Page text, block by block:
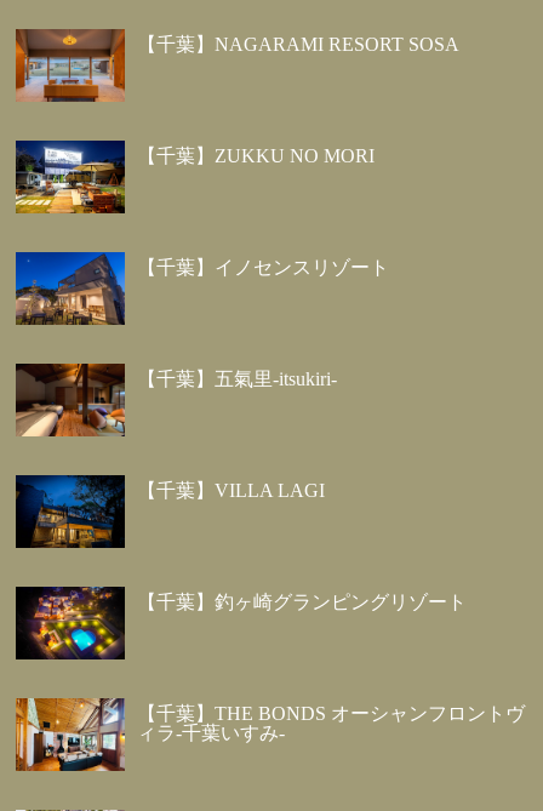
【千葉】NAGARAMI RESORT SOSA
【千葉】ZUKKU NO MORI
【千葉】イノセンスリゾート
【千葉】五氣里-itsukiri-
【千葉】VILLA LAGI
【千葉】釣ヶ崎グランピングリゾート
【千葉】THE BONDS オーシャンフロントヴ
ィラ-千葉いすみ-